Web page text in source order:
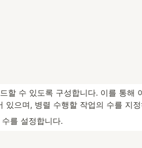
할 수 있도록 구성합니다. 이를 통해
으며, 병렬 수행할 작업의 수를 지
를 설정합니다.